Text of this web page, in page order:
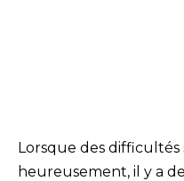
Lorsque des difficultés
heureusement, il y a